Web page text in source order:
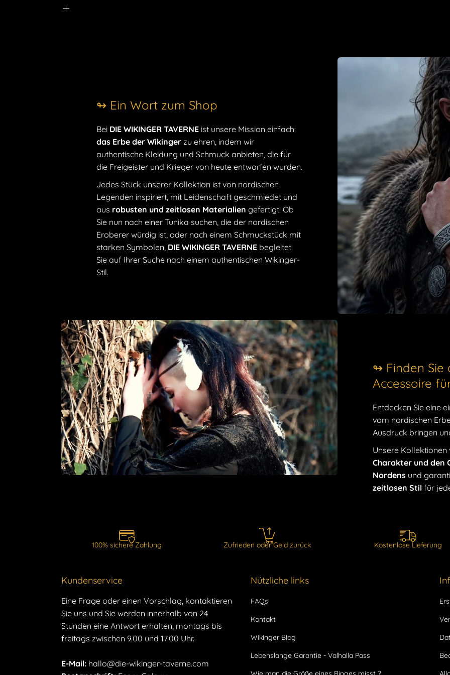
der
Symbol
die
nah an
aus
jedem
Vielfältige
der zu
passt
Perfektes
deinem
Größe
Erweise den
unseren
Gönnen Sie
Tauchen Sie
nordischen
der Wikinger
Armbändern
und
↬ Ein Wort zum Shop
Bei DIE WIKINGER TAVERNE ist unsere Mission einfach:
das Erbe der Wikinger zu ehren, indem wir
authentische Kleidung und Schmuck anbieten, die für
die Freigeister und Krieger von heute entworfen wurden.
Jedes Stück unserer Kollektion ist von nordischen
Legenden inspiriert, mit Leidenschaft geschmiedet und
aus robusten und zeitlosen Materialien gefertigt. Ob
Sie nun nach einer Tunika suchen, die der nordischen
Eroberer würdig ist, oder nach einem Schmuckstück mit
starken Symbolen, DIE WIKINGER TAVERNE begleitet
Sie auf Ihrer Suche nach einem authentischen Wikinger-
Stil.
↬ Finden Sie
Accessoire
Entdecken Sie eine
vom nordischen
Ausdruck bringen
Unsere Kollektionen
Charakter und den
Nordens und
zeitlosen Stil für
100% sichere Zahlung Zufrieden oder Geld zurück Kostenlose Lieferung
Kundenservice
Eine Frage oder einen Vorschlag, kontaktieren
Sie uns und Sie werden innerhalb von 24
Stunden eine Antwort erhalten, montags bis
freitags zwischen 9.00 und 17.00 Uhr.
E-Mail: hallo@die-wikinger-taverne.com
Nützliche links
FAQs
Kontakt
Wikinger Blog
Lebenslange Garantie - Valhalla Pass